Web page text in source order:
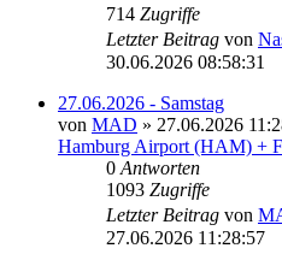
714 Zugriffe
Letzter Beitrag von
30.06.2026 08:58:31
27.06.2026 - Samstag
von MAD » 27.06.2026
Hamburg Airport (HAM) +
0 Antworten
1093 Zugriffe
Letzter Beitrag von
27.06.2026 11:28:57